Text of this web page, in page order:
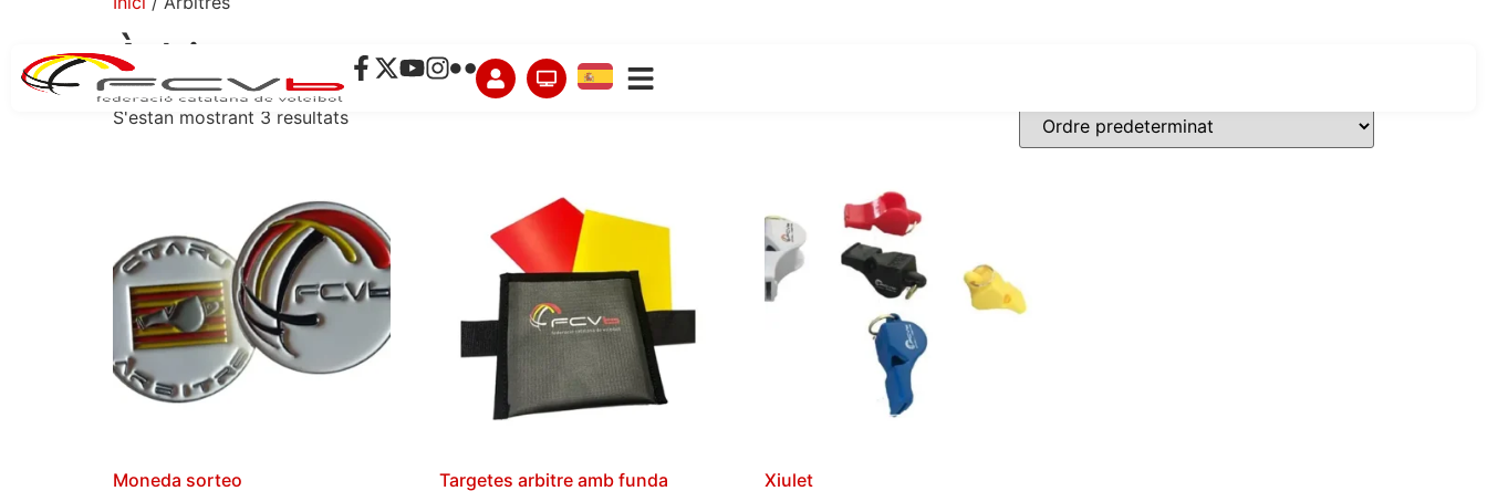
Àrbitres
S'estan mostrant 3 resultats
Moneda sorteo Targetes arbitre amb funda Xiulet